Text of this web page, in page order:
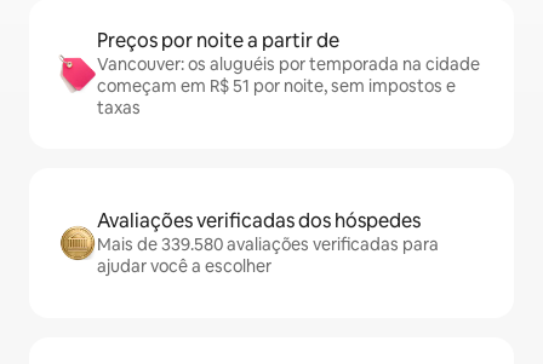
Preços por noite a partir de
Vancouver: os aluguéis por temporada na cidade
começam em R$ 51 por noite, sem impostos e
taxas
Avaliações verificadas dos hóspedes
Mais de 339.580 avaliações verificadas para
ajudar você a escolher